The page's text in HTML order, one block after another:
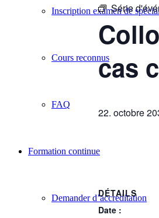
Inscription examen de
Cours reconnus
FAQ
Formation continue
Demander d’accreditation
Série
cas
22. octobre
DÉTAILS
Date :